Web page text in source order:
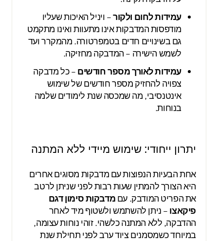
עמידות לחום ולקור– ויניל האיכות שעליו
מודפסות המדבקות אינו מתעוות ואינו מתקמט
גם בשינויים חדים בטמפרטורה. מהמקרר ועד
לשמש הישירה – המדבקה מחזיקה.
עמידות לאורך מספר חודשים– כל מדבקה
צפויה להחזיק מספר חודשים של שימוש
אינטנסיבי, מה שמכסה שנת לימודים שלמה
בנוחות.
יתרון ייחודי: שימוש מיידי ללא המתנה
אחת הבעיות הנפוצות עם מדבקות מסוגים אחרים
היא הצורך להמתין שעות רבות לפני שניתן לרטב
את הפריט המודבק. עם מדבקות סימון דגם
פיקאצו– ניתן להשתמש ולשטוף מיד לאחר
ההדבקה, ללא המתנה כלשהי. זוהי נוחות עצומה,
במיוחד כשמסמנים ציוד ערב לפני תחילת שנת